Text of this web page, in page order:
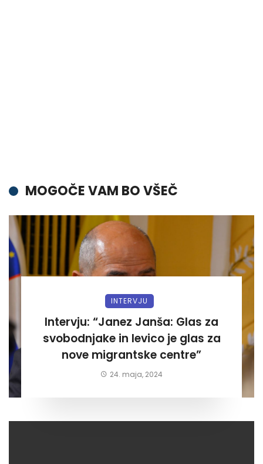
MOGOČE VAM BO VŠEČ
INTERVJU
Intervju: “Janez Janša: Glas za
svobodnjake in levico je glas za
nove migrantske centre”
24. maja, 2024